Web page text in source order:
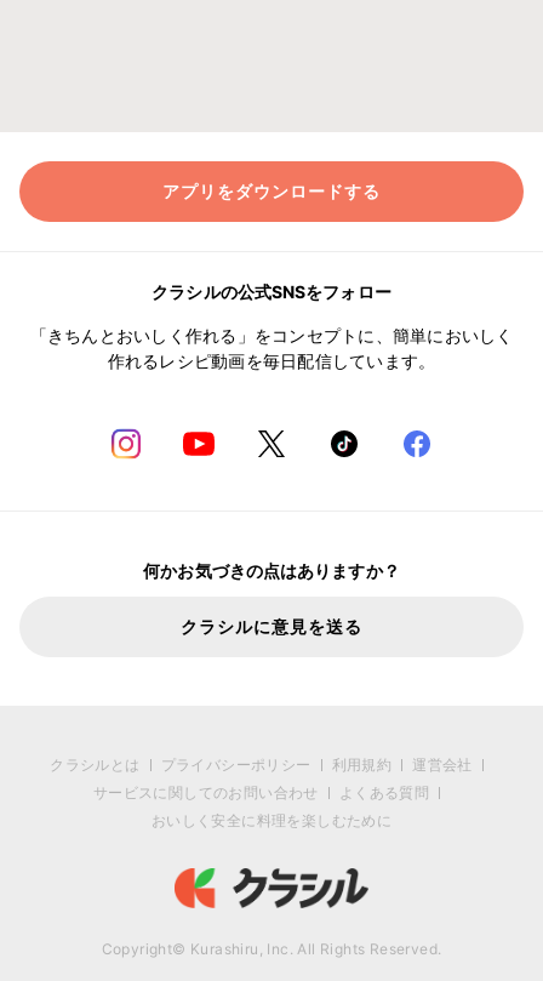
アプリをダウンロードする
クラシルの公式SNSをフォロー
「きちんとおいしく作れる」をコンセプトに、簡単においしく
作れるレシピ動画を毎日配信しています。
何かお気づきの点はありますか？
クラシルに意見を送る
クラシルとは プライバシーポリシー 利用規約
運営会社
サービスに関してのお問い合わせ
よくある質問
おいしく安全に料理を楽しむために
Copyright© Kurashiru, Inc. All Rights Reserved.